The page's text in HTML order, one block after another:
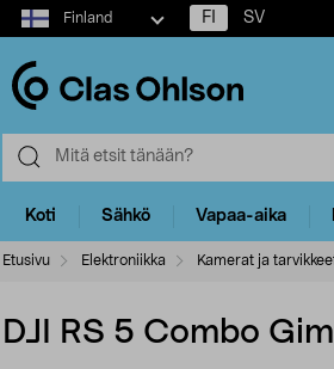
Select
market
Finland FI SV
Koti Sähkö Vapaa-aika
Etusivu Elektroniikka Kamerat ja
DJI RS 5 Combo